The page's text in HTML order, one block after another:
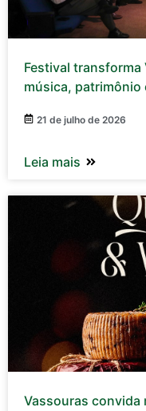
Festival transforma
música, patrimônio
21 de julho de 2026
Leia mais
Vassouras convida